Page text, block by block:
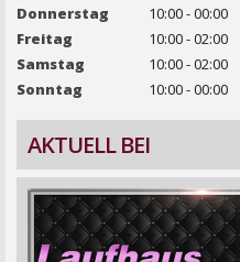
Donnerstag
10:00 - 00:00
Freitag
10:00 - 02:00
Samstag
10:00 - 02:00
Sonntag
10:00 - 00:00
AKTUELL BEI